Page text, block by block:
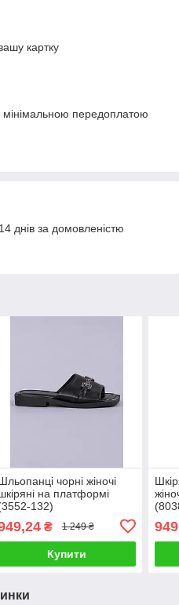
картку
передоплатою
днів за домовленістю
чорні жіночі
на платформі
132)
₴ 1 249 ₴
Купити